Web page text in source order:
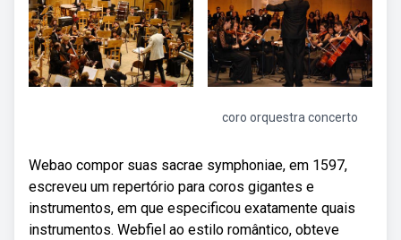
coro orquestra concerto
Webao compor suas sacrae symphoniae, em 1597,
escreveu um repertório para coros gigantes e
instrumentos, em que especificou exatamente quais
instrumentos. Webfiel ao estilo romântico, obteve